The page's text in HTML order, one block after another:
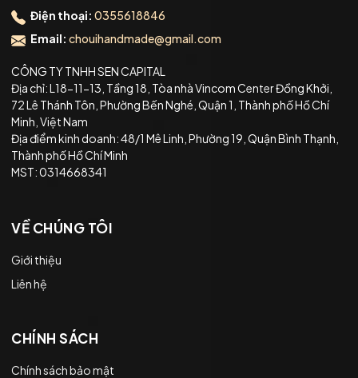
Điện thoại: 0355618846
Email: chouihandmade@gmail.com
CÔNG TY TNHH SEN CAPITAL
Địa chỉ: L18-11-13, Tầng 18, Tòa nhà Vincom Center Đồng Khởi,
72 Lê Thánh Tôn, Phường Bến Nghé, Quận 1, Thành phố Hồ Chí
Minh, Việt Nam
Địa điểm kinh doanh: 48/1 Mê Linh, Phường 19, Quận Bình Thạnh,
Thành phố Hồ Chí Minh
MST: 0314668341
VỀ CHÚNG TÔI
Giới thiệu
Liên hệ
CHÍNH SÁCH
Chính sách bảo mật